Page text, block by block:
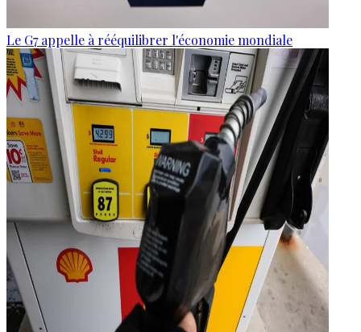
Le G7 appelle à rééquilibrer l'économie mondiale